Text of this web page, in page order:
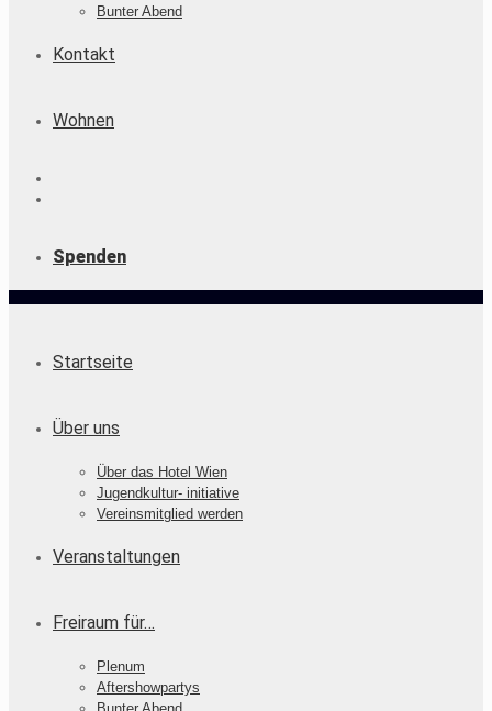
Bunter Abend
Kontakt
Wohnen
Spenden
Startseite
Über uns
Über das Hotel Wien
Jugendkultur- initiative
Vereinsmitglied werden
Veranstaltungen
Freiraum für…
Plenum
Aftershowpartys